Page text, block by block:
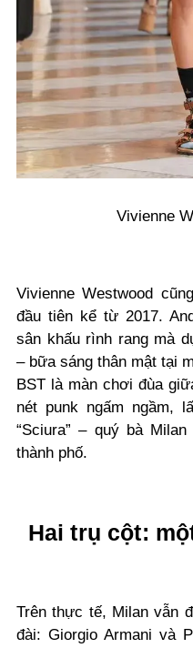
Vivienne
Vivienne Westwood
đầu tiên kể từ 2017.
sân khấu rình rang mà
– bữa sáng thân mật tại
BST là màn chơi đùa
nét punk ngấm ngầm,
“Sciura” – quý bà
thành phố.
Hai trụ cột:
Trên thực tế, Milan vẫn
đài: Giorgio Armani và